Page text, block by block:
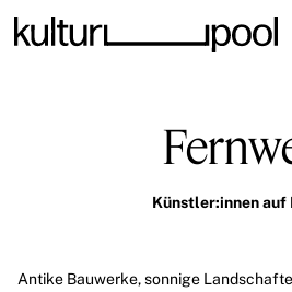
Künstler:innen auf
Antike Bauwerke, sonnige